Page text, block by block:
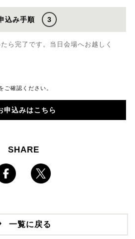
込み手順 3
ら完了です。当日会場へお越しく
確認ください。
申込みはこちら
SHARE
一覧に戻る